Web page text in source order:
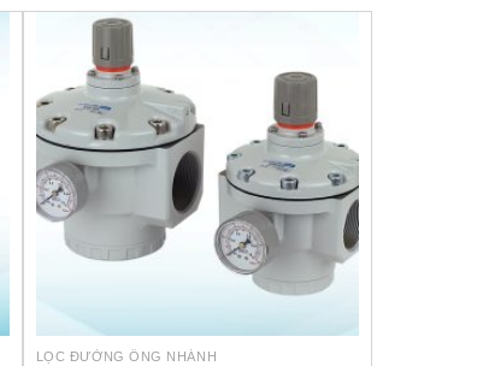
LỌC ĐƯỜNG ỐNG NHÁNH